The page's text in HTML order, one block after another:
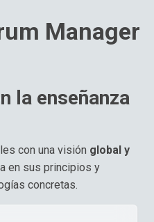
Manager
la enseñanza
con una visión global y
en sus principios y
concretas.